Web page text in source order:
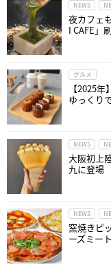
NEWS
夜カフェ
I CAFE」
グルメ
【2025
ゆっくり
NEWS
大阪初上
九に登場
NEWS
窯焼きピ
ーズミー